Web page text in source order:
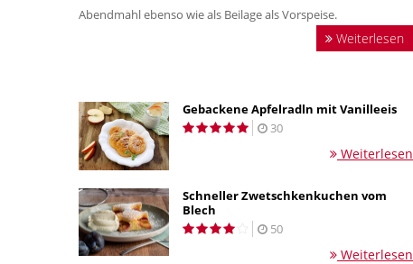
Abendmahl ebenso wie als Beilage als Vorspeise.
Weiterlesen
Gebackene Apfelradln mit Vanilleeis
30
Weiterlesen
Schneller Zwetschkenkuchen vom
Blech
50
Weiterlesen